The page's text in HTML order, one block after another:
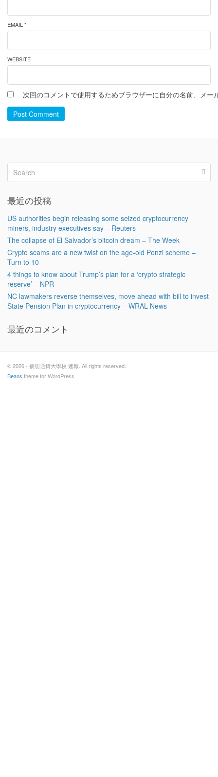
EMAIL *
WEBSITE
次回のコメントで使用するためブラウザーに自分の名前、メー
Post Comment
最近の投稿
US authorities begin releasing some seized cryptocurrency
miners, industry executives say – Reuters
The collapse of El Salvador’s bitcoin dream – The Week
Crypto scams are a new twist on the age-old Ponzi scheme –
Turn to 10
4 things to know about Trump’s plan for a ‘crypto strategic
reserve’ – NPR
NC lawmakers reverse themselves, move ahead with bill to invest
State Pension Plan in cryptocurrency – WRAL News
最近のコメント
© 2026 - 仮想通貨大學校 速報. All rights reserved.
Beans theme for WordPress.